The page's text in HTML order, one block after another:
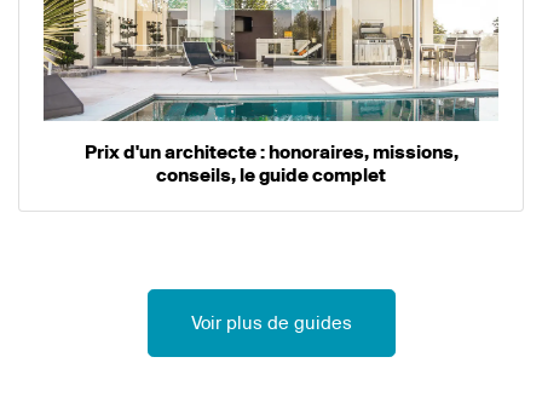
Prix d'un architecte : honoraires, missions,
conseils, le guide complet
Voir plus de guides